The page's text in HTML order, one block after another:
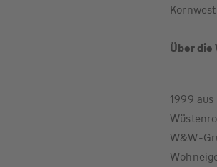
Über die
1999
W&W-